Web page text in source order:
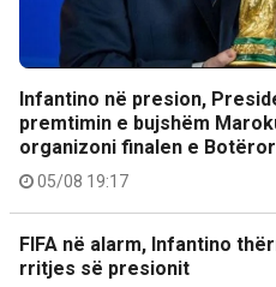
Infantino në presion,
premtimin e bujshëm
organizoni finalen e
05/08 19:17
FIFA në alarm, Infantino
rritjes së presionit